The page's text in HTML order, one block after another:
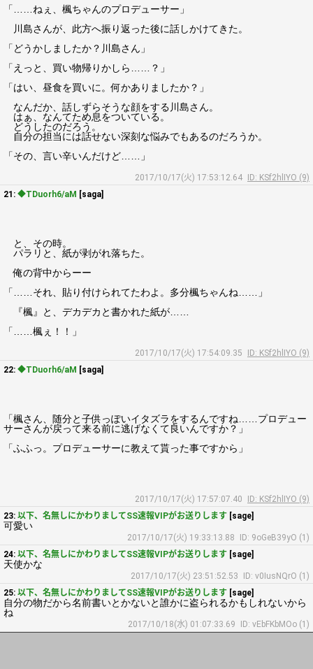
「……ねぇ、楓ちゃんのプロデューサー」
川島さんが、此方へ振り返った後に話しかけてきた。
「どうかしましたか？川島さん」
「えっと、買い物帰りかしら……？」
「はい、昼食を買いに。何かありましたか？」
なんだか、話しずらそうな顔をする川島さん。
はぁ、なんてため息をついている。
どうしたのだろう。
自分の担当には話せない深刻な悩みでもあるのだろうか。
「その、言い辛いんだけど……」
2017/10/17(火) 17:53:12.64
ID: KSf2hlIYO (9)
21: ◆TDuorh6/aM [saga]
と、その時。
パラリと、紙が剥がれ落ちた。
俺の背中からーー
「……それ、貼り付けられてたわよ。多分楓ちゃんね……」
『楓』と、デカデカと書かれた紙が……
「……楓ぇ！！」
2017/10/17(火) 17:54:09.35
ID: KSf2hlIYO (9)
22: ◆TDuorh6/aM [saga]
「楓さん、随分と子供っぽいイタズラをするんですね……プロデュー
サーさんが戻って来る前に逃げなくて良いんですか？」
「ふふっ。プロデューサーに教えて貰った事ですから」
2017/10/17(火) 17:57:07.40
ID: KSf2hlIYO (9)
23: 以下、名無しにかわりましてSS速報VIPがお送りします [sage]
可愛い
2017/10/17(火) 19:33:13.88
ID: 9oGeB39yO (1)
24: 以下、名無しにかわりましてSS速報VIPがお送りします [sage]
天使かな
2017/10/17(火) 23:51:52.53
ID: v0IusNQrO (1)
25: 以下、名無しにかわりましてSS速報VIPがお送りします [sage]
自分の物だから名前書いとかないと誰かに盗られるかもしれないから
ね
2017/10/18(水) 01:07:33.69 ID: vEbFKbMOo (1)